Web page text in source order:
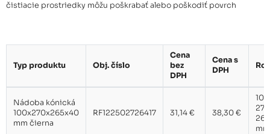
čistiacie prostriedky môžu poškrabať alebo poškodiť povrch
Typ produktu Obj. číslo
Cena
bez
DPH
Cena s
DPH
Nádoba kónická
100x270x265x40
mm čierna
RF122502726417 31,14 € 38,30 €
mm